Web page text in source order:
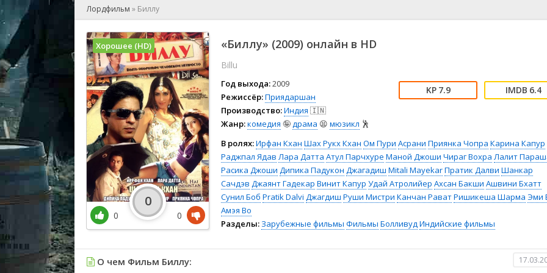
🕺 Мюзикл
👨‍💼 Новости
👨‍💻 Реальное тв
🎤 Ток-шоу
😱 Ужасы
🧙‍♀️ Фантастика
🤠 Фильм-нуар
🧝‍♂️ Фэнтези
🏅 Церемония
Лордфильм » Биллу
«Биллу» (2009) онлайн в HD
Billu
Год выхода:2009
Режиссёр:Приядаршан
Производство:Индия 🇮🇳
Жанр:комедия 🤪драма 😫 мюзикл 🕺
7.9 6.4
В ролях:Ирфан Кхан Шах Рукх Кхан Ом Пури Асрани Приянка Чопра Карина Капур
Раджпал Ядав Лара Датта Атул Парчхуре Маной Джоши Чираг Вохра Лалит
Расика Джоши Дипика Падукон Джагадиш Mitali MayekarПратик Далви Шанкар
Сачдэв Джаянт Гадекар Винит Капур Удай Атролийер Ахсан Бакши Ашвини Бхатт
Сунил Боб Pratik Dalvi Джагдиш Руши Мистри Канчан РаватРишикеша Шарма Эми
Амэя Во
Разделы: Зарубежные фильмы Фильмы БолливудИндийские фильмы
Хорошее (HD)
0
0
0
О чем Фильм Биллу: